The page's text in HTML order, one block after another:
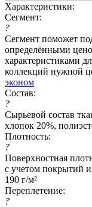
Характеристики:
Сегмент:
?
Сегмент поможет
определёнными
характеристиками
коллекций нужной
эконом
Состав:
?
Сырьевой состав
хлопок 20%,
Плотность:
?
Поверхностная
с учетом покрытий
190 г/м²
Переплетение:
?